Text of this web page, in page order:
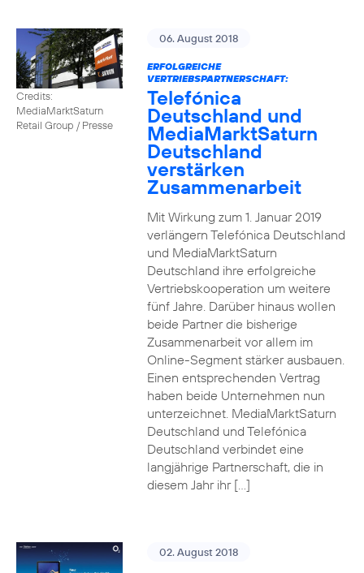
Credits:
MediaMarktSaturn
Retail Group / Presse
06. August 2018
ERFOLGREICHE
VERTRIEBSPARTNERSCHAFT:
Telefónica
Deutschland und
MediaMarktSaturn
Deutschland
verstärken
Zusammenarbeit
Mit Wirkung zum 1. Januar 2019
verlängern Telefónica Deutschland
und MediaMarktSaturn
Deutschland ihre erfolgreiche
Vertriebskooperation um weitere
fünf Jahre. Darüber hinaus wollen
beide Partner die bisherige
Zusammenarbeit vor allem im
Online-Segment stärker ausbauen.
Einen entsprechenden Vertrag
haben beide Unternehmen nun
unterzeichnet. MediaMarktSaturn
Deutschland und Telefónica
Deutschland verbindet eine
langjährige Partnerschaft, die in
diesem Jahr ihr […]
02. August 2018